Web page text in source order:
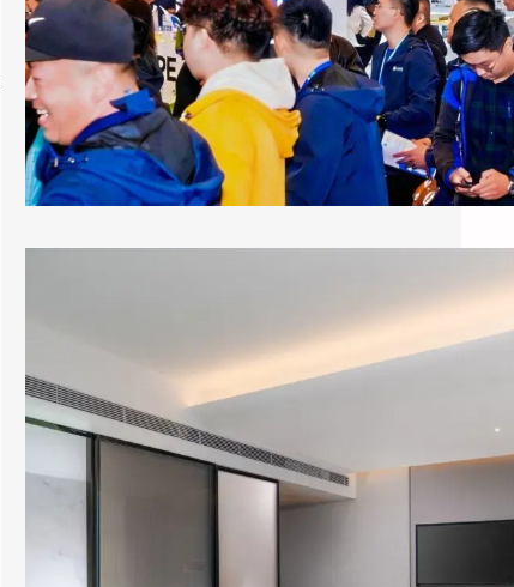
今年五一，全国县域酒店预订量同比暴涨
114%，部分南方县城涨幅超过3倍。但一个尴
尬的现实是：这些撑起半边天的县…